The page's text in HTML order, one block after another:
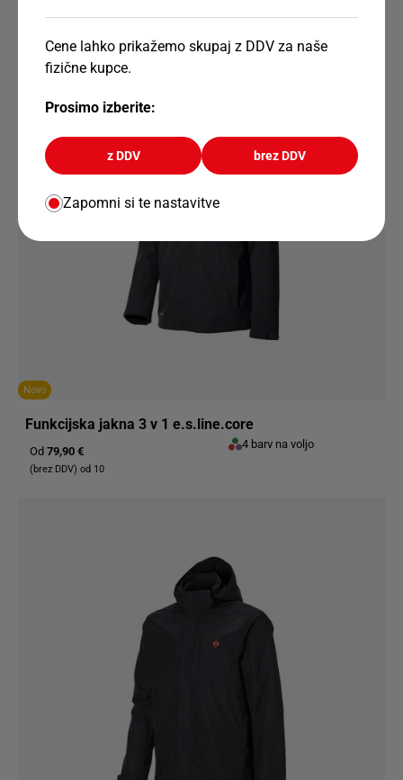
Novo
Funkcijska jakna 3 v 1 e.s.line.core
Od 79,90 €
(brez DDV) od 10
4 barv na voljo
Cene lahko prikažemo skupaj z DDV za naše
fizične kupce.
Prosimo izberite:
z DDV brez DDV
Zapomni si te nastavitve